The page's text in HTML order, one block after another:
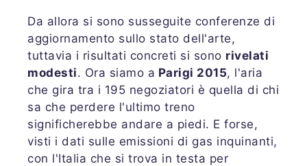
Da allora si sono susseguite conferenze di
aggiornamento sullo stato dell'arte,
tuttavia i risultati concreti si sono rivelati
modesti. Ora siamo a Parigi 2015, l'aria
che gira tra i 195 negoziatori è quella di chi
sa che perdere l'ultimo treno
significherebbe andare a piedi. E forse,
visti i dati sulle emissioni di gas inquinanti,
con l'Italia che si trova in testa per